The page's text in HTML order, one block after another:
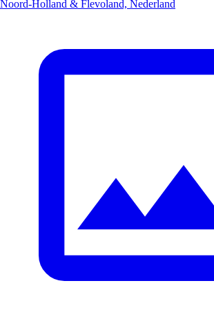
Noord-Holland & Flevoland, Nederland